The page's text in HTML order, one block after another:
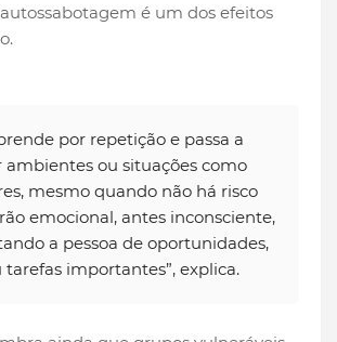
é um dos efeitos
por repetição e passa a
ambientes ou situações como
mesmo quando não há risco
emocional, antes inconsciente,
a pessoa de oportunidades,
tarefas importantes”, explica.